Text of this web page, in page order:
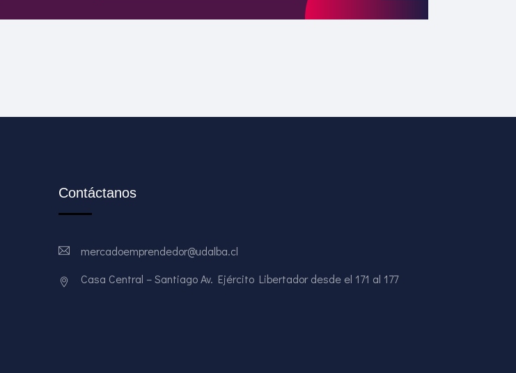
Contáctanos
mercadoemprendedor@udalba.cl
Casa Central – Santiago Av. Ejército Libertador desde el 171 al 177